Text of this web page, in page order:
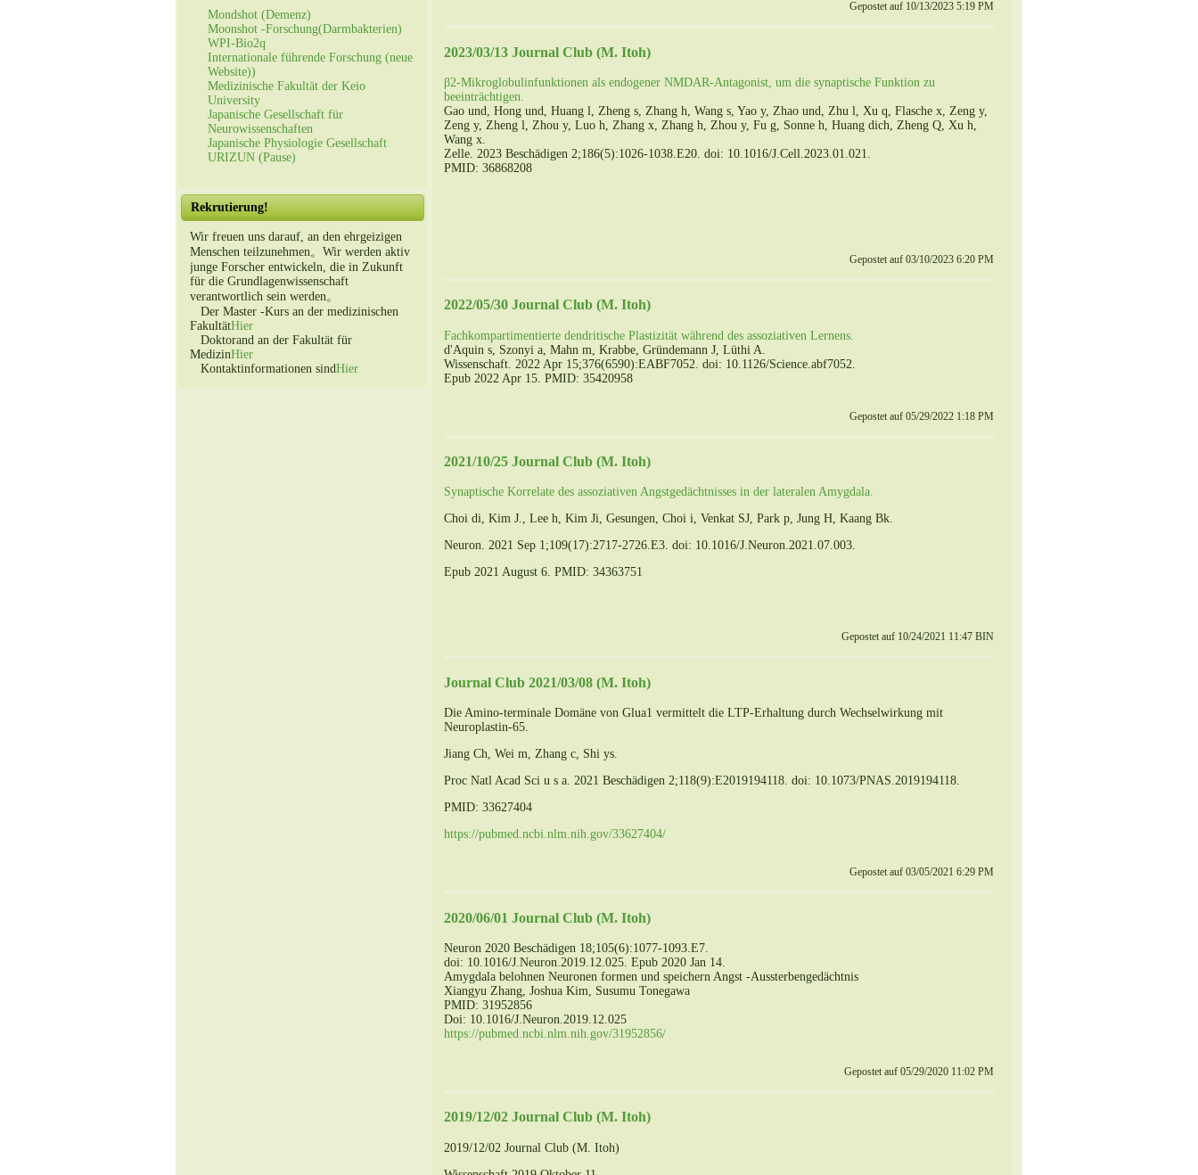
Mondshot (Demenz)
Moonshot -Forschung(Darmbakterien)
WPI-Bio2q
Internationale führende Forschung (neue
Website))
Medizinische Fakultät der Keio
University
Japanische Gesellschaft für
Neurowissenschaften
Japanische Physiologie Gesellschaft
URIZUN (Pause)
Rekrutierung!
Wir freuen uns darauf, an den ehrgeizigen
Menschen teilzunehmen。Wir werden aktiv
junge Forscher entwickeln, die in Zukunft
für die Grundlagenwissenschaft
verantwortlich sein werden。
Der Master -Kurs an der medizinischen
FakultätHier
Doktorand an der Fakultät für
MedizinHier
Kontaktinformationen sindHier
Gepostet auf 10/13/2023 5:19 PM
2023/03/13 Journal Club (M. Itoh)
β2-Mikroglobulinfunktionen als endogener NMDAR-Antagonist, um die synaptische Funktion zu
beeinträchtigen.
Gao und, Hong und, Huang l, Zheng s, Zhang h, Wang s, Yao y, Zhao und, Zhu l, Xu q, Flasche x, Zeng y,
Zeng y, Zheng l, Zhou y, Luo h, Zhang x, Zhang h, Zhou y, Fu g, Sonne h, Huang dich, Zheng Q, Xu h,
Wang x.
Zelle. 2023 Beschädigen 2;186(5):1026-1038.E20. doi: 10.1016/J.Cell.2023.01.021.
PMID: 36868208
Gepostet auf 03/10/2023 6:20 PM
2022/05/30 Journal Club (M. Itoh)
Fachkompartimentierte dendritische Plastizität während des assoziativen Lernens.
d'Aquin s, Szonyi a, Mahn m, Krabbe, Gründemann J, Lüthi A.
Wissenschaft. 2022 Apr 15;376(6590):EABF7052. doi: 10.1126/Science.abf7052.
Epub 2022 Apr 15. PMID: 35420958
Gepostet auf 05/29/2022 1:18 PM
2021/10/25 Journal Club (M. Itoh)
Synaptische Korrelate des assoziativen Angstgedächtnisses in der lateralen Amygdala.
Choi di, Kim J., Lee h, Kim Ji, Gesungen, Choi i, Venkat SJ, Park p, Jung H, Kaang Bk.
Neuron. 2021 Sep 1;109(17):2717-2726.E3. doi: 10.1016/J.Neuron.2021.07.003.
Epub 2021 August 6. PMID: 34363751
Gepostet auf 10/24/2021 11:47 BIN
Journal Club 2021/03/08 (M. Itoh)
Die Amino-terminale Domäne von Glua1 vermittelt die LTP-Erhaltung durch Wechselwirkung mit
Neuroplastin-65.
Jiang Ch, Wei m, Zhang c, Shi ys.
Proc Natl Acad Sci u s a. 2021 Beschädigen 2;118(9):E2019194118. doi: 10.1073/PNAS.2019194118.
PMID: 33627404
https://pubmed.ncbi.nlm.nih.gov/33627404/
Gepostet auf 03/05/2021 6:29 PM
2020/06/01 Journal Club (M. Itoh)
Neuron 2020 Beschädigen 18;105(6):1077-1093.E7.
doi: 10.1016/J.Neuron.2019.12.025. Epub 2020 Jan 14.
Amygdala belohnen Neuronen formen und speichern Angst -Aussterbengedächtnis
Xiangyu Zhang, Joshua Kim, Susumu Tonegawa
PMID: 31952856
Doi: 10.1016/J.Neuron.2019.12.025
https://pubmed.ncbi.nlm.nih.gov/31952856/
Gepostet auf 05/29/2020 11:02 PM
2019/12/02 Journal Club (M. Itoh)
2019/12/02 Journal Club (M. Itoh)